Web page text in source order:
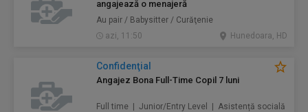
angajează o menajeră
Au pair / Babysitter / Curăţenie
azi, 11:50
Hunedoara, HD
Confidenţial
Angajez Bona Full-Time Copil 7 luni
Full time | Junior/Entry Level | Asistență socială